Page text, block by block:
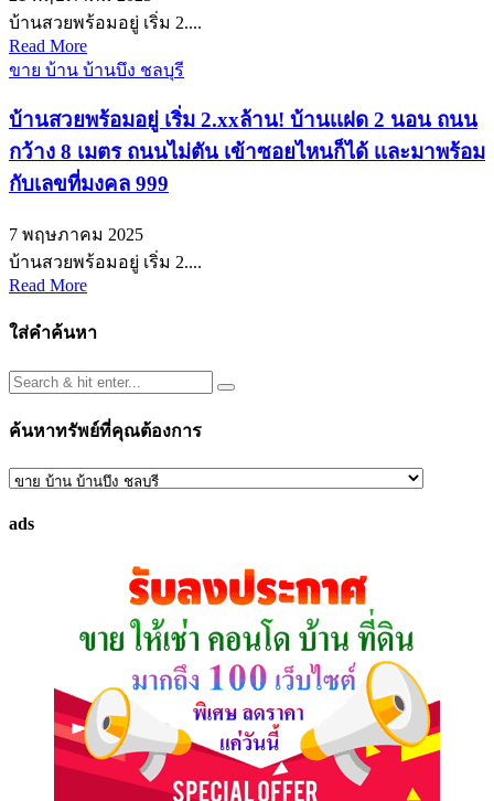
บ้านสวยพร้อมอยู่ เริ่ม 2....
Read More
ขาย บ้าน บ้านบึง ชลบุรี
บ้านสวยพร้อมอยู่ เริ่ม 2.xxล้าน! บ้านเเฝด 2 นอน ถนน
กว้าง 8 เมตร ถนนไม่ตัน เข้าซอยไหนก็ได้ เเละมาพร้อม
กับเลขที่มงคล 999
7 พฤษภาคม 2025
บ้านสวยพร้อมอยู่ เริ่ม 2....
Read More
ใส่คำค้นหา
ค้นหาทรัพย์ที่คุณต้องการ
ค้นหา
ที่
ads